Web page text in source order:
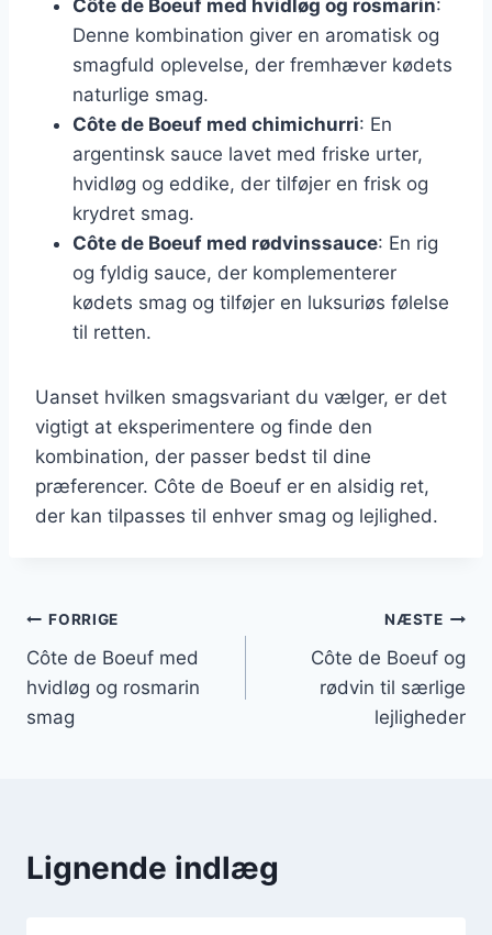
Côte de Boeuf med hvidløg og rosmarin:
Denne kombination giver en aromatisk og
smagfuld oplevelse, der fremhæver kødets
naturlige smag.
Côte de Boeuf med chimichurri: En
argentinsk sauce lavet med friske urter,
hvidløg og eddike, der tilføjer en frisk og
krydret smag.
Côte de Boeuf med rødvinssauce: En rig
og fyldig sauce, der komplementerer
kødets smag og tilføjer en luksuriøs følelse
til retten.
Uanset hvilken smagsvariant du vælger, er det
vigtigt at eksperimentere og finde den
kombination, der passer bedst til dine
præferencer. Côte de Boeuf er en alsidig ret,
der kan tilpasses til enhver smag og lejlighed.
Indlægsnavigation
FORRIGE
Côte de Boeuf med
hvidløg og rosmarin
smag
NÆSTE
Côte de Boeuf og
rødvin til særlige
lejligheder
Lignende indlæg